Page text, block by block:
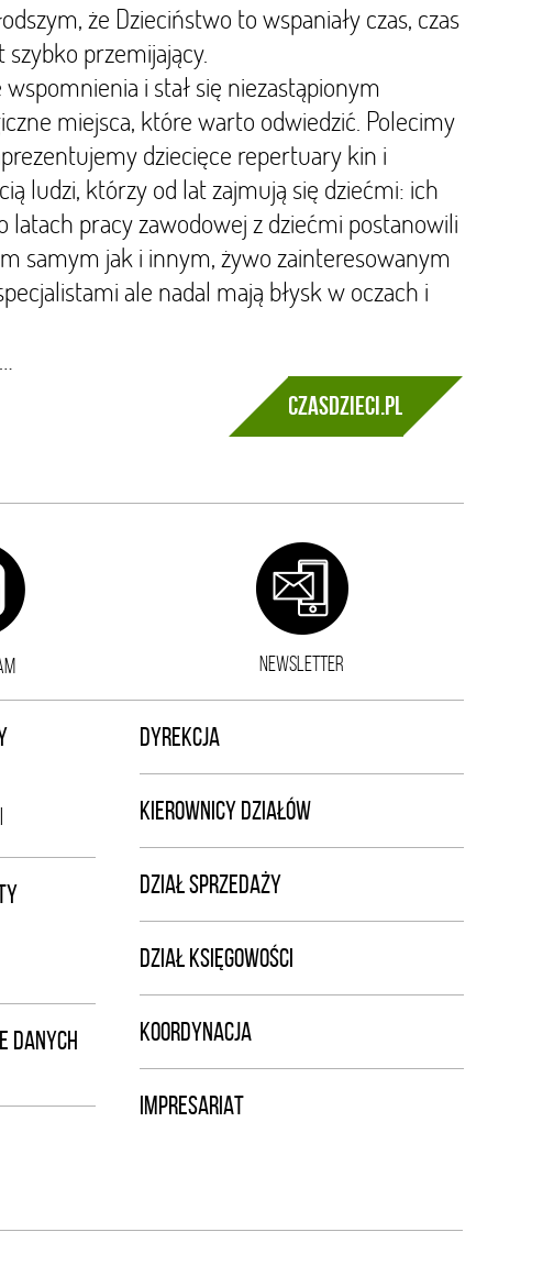
że Dzieciństwo to wspaniały czas, czas
przemijający.
i stał się niezastąpionym
miejsca, które warto odwiedzić. Polecimy
dziecięce repertuary kin i
ludzi, którzy od lat zajmują się dziećmi: ich
pracy zawodowej z dziećmi postanowili
samym jak i innym, żywo zainteresowanym
ale nadal mają błysk w oczach i
czasdzieci.pl
NEWSLETTER
DANYCH
DYREKCJA
KIEROWNICY DZIAŁÓW
DZIAŁ SPRZEDAŻY
DZIAŁ KSIĘGOWOŚCI
KOORDYNACJA
IMPRESARIAT